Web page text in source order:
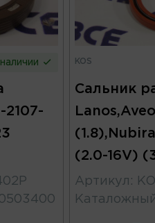
2107-
KOS
Сальник
(2.0-16V)
Артикул :